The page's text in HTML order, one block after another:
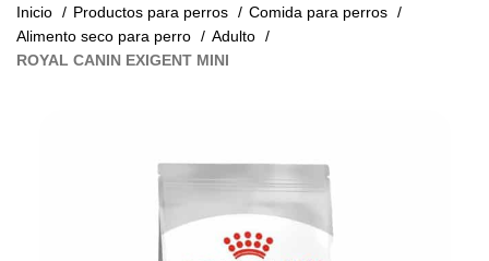
Inicio Productos para perros
Comida para perros
Alimento seco para perro
Adulto
ROYAL CANIN EXIGENT MINI